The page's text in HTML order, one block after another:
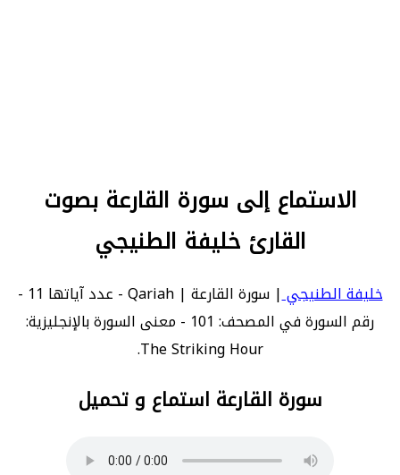
الاستماع إلى سورة القارعة بصوت
القارئ خليفة الطنيجي
خليفة الطنيجي
| سورة القارعة | Qariah - عدد آياتها 11 -
رقم السورة في المصحف: 101 - معنى السورة بالإنجليزية:
The Striking Hour.
سورة القارعة استماع و تحميل